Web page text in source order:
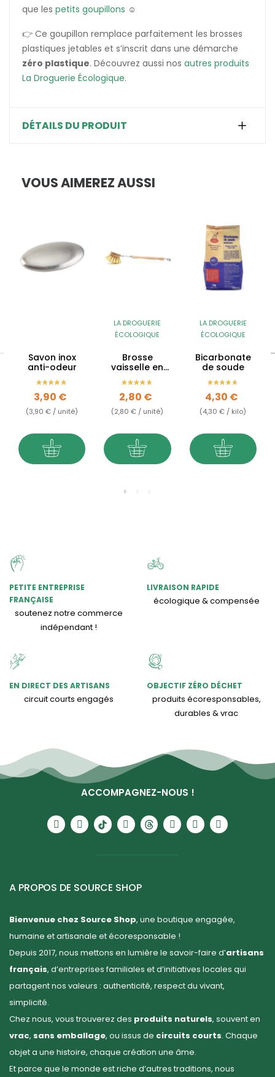
que les petits goupillons ☺️
👉 Ce goupillon remplace parfaitement les brosses
plastiques jetables et s’inscrit dans une démarche
zéro plastique. Découvrez aussi nos autres produits
La Droguerie Écologique.
DÉTAILS DU PRODUIT
VOUS AIMEREZ AUSSI
Savon inox
anti-odeur
Prix
3,90 €
(3,90 € / unité)
LA DROGUERIE
ÉCOLOGIQUE
Brosse
vaisselle en
bois - tête
interchangeable
Prix
2,80 €
(2,80 € / unité)
LA DROGUERIE
ÉCOLOGIQUE
Bicarbonate
de soude
Prix
4,30 €
(4,30 € / kilo)
PETITE ENTREPRISE
FRANÇAISE
soutenez notre commerce
indépendant !
LIVRAISON RAPIDE
écologique & compensée
EN DIRECT DES ARTISANS
circuit courts engagés
OBJECTIF ZÉRO DÉCHET
produits écoresponsables,
durables & vrac
ACCOMPAGNEZ-NOUS !
A PROPOS DE SOURCE SHOP
Bienvenue chez Source Shop, une boutique engagée,
humaine et artisanale et écoresponsable !
Depuis 2017, nous mettons en lumière le savoir-faire d’artisans
français, d’entreprises familiales et d’initiatives locales qui
partagent nos valeurs : authenticité, respect du vivant,
simplicité.
Chez nous, vous trouverez des produits naturels, souvent en
vrac, sans emballage, ou issus de circuits courts. Chaque
objet a une histoire, chaque création une âme.
Et parce que le monde est riche d’autres traditions, nous